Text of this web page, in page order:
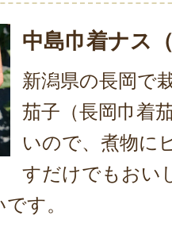
中島巾着ナス
新潟県の長岡で
茄子（長岡巾着
いので、煮物に
すだけでもおい
す。